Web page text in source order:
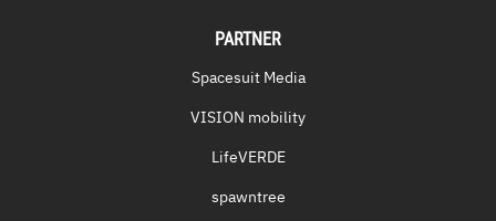
PARTNER
Spacesuit Media
VISION mobility
LifeVERDE
spawntree